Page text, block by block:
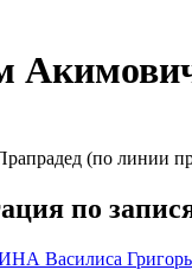
(по линии
по
Василиса